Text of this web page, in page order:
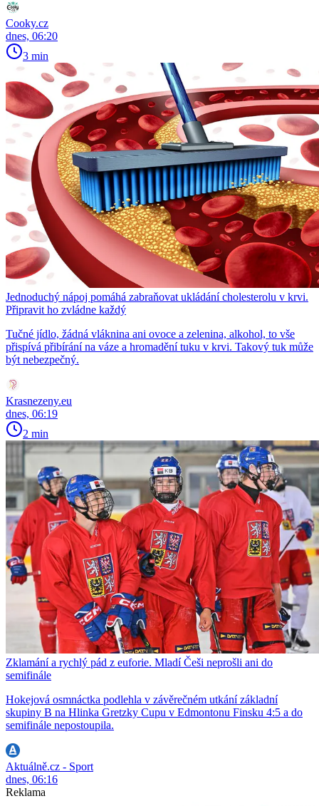
Cooky.cz
dnes, 06:20
3 min
Jednoduchý nápoj pomáhá zabraňovat ukládání cholesterolu v krvi.
Připravit ho zvládne každý
Tučné jídlo, žádná vláknina ani ovoce a zelenina, alkohol, to vše
přispívá přibírání na váze a hromadění tuku v krvi. Takový tuk může
být nebezpečný.
Krasnezeny.eu
dnes, 06:19
2 min
Zklamání a rychlý pád z euforie. Mladí Češi neprošli ani do
semifinále
Hokejová osmnáctka podlehla v závěrečném utkání základní
skupiny B na Hlinka Gretzky Cupu v Edmontonu Finsku 4:5 a do
semifinále nepostoupila.
Aktuálně.cz - Sport
dnes, 06:16
Reklama